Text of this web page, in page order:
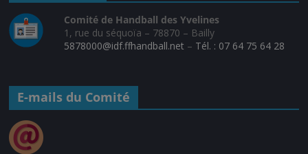
Comité de Handball des Yvelines
1, rue du séquoïa – 78870 – Bailly
5878000@idf.ffhandball.net – Tél. : 07 64 75 64 28
E-mails du Comité